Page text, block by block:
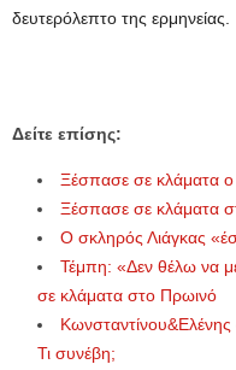
δευτερόλεπτο της ερμηνείας.
Δείτε επίσης:
Ξέσπασε σε κλάματα
Ξέσπασε σε κλάματα
Ο σκληρός Λιάγκας
Τέμπη: «Δεν θέλω να
σε κλάματα στο Πρωινό
Τι συνέβη;